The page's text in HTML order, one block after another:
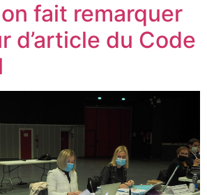
fait remarquer
d’article du Code